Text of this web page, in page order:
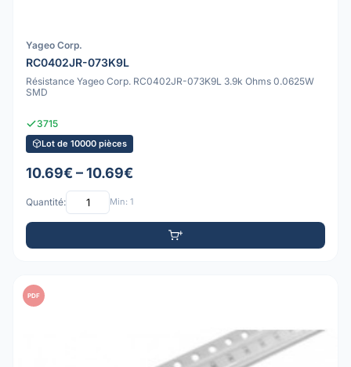
Yageo Corp.
RC0402JR-073K9L
Résistance Yageo Corp. RC0402JR-073K9L 3.9k Ohms 0.0625W
SMD
3715
Lot de 10000 pièces
10.69€ – 10.69€
Quantité: Min: 1
PDF